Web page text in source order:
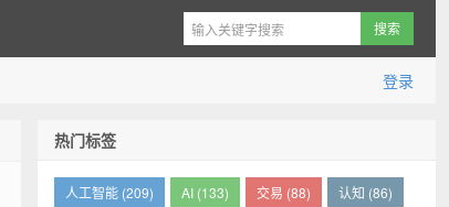
登录
热门标签
人工智能 (209) AI (133) 交易 (88)
认知 (86)